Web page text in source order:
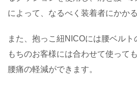
によって、なるべく装着者にかか
また、抱っこ紐NICOには腰ベル
もちのお客様には合わせて使って
腰痛の軽減ができます。